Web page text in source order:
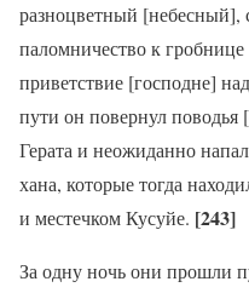
разноцветный [небесный],
паломничество к
приветствие [господне]
пути он повернул
Герата и неожиданно
хана, которые тогда
и местечком Кусуйе. [243]
За одну ночь они прошли